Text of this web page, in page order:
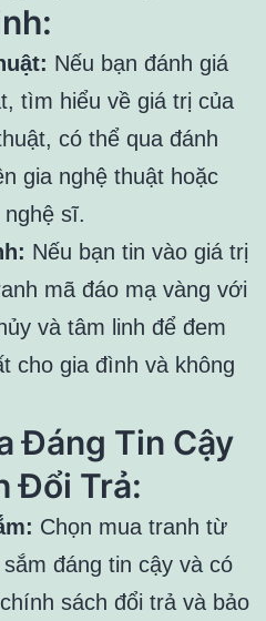
Nếu bạn đánh giá
tìm hiểu về giá trị của
có thể qua đánh
gia nghệ thuật hoặc
sĩ.
Nếu bạn tin vào giá trị
mã đáo mạ vàng với
và tâm linh để đem
cho gia đình và không
Đáng Tin Cậy
Đổi Trả:
Chọn mua tranh từ
đáng tin cậy và có
sách đổi trả và bảo